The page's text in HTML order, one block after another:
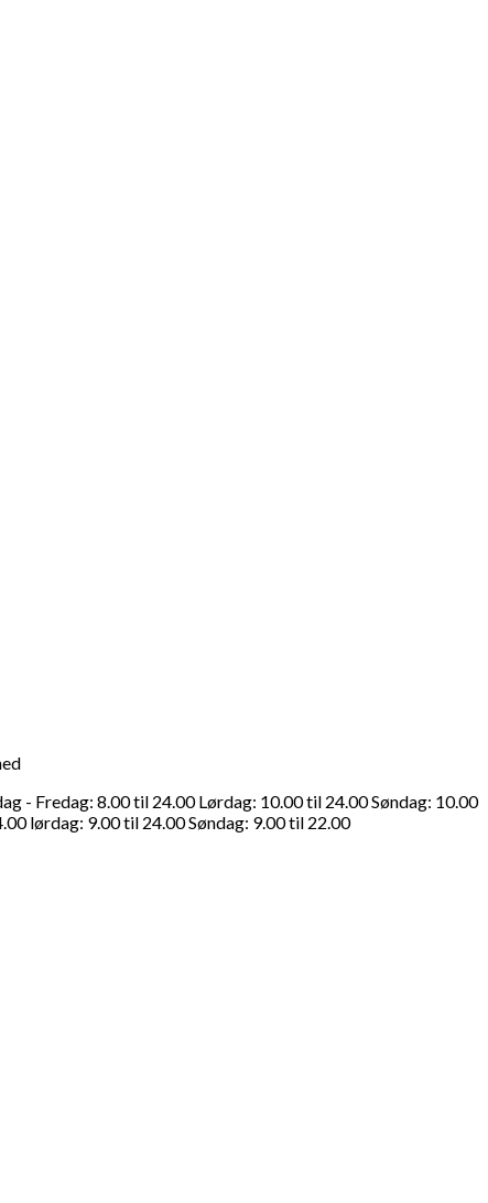
- Fredag: 8.00 til 24.00 Lørdag: 10.00 til 24.00 Søndag: 10.00
lørdag: 9.00 til 24.00 Søndag: 9.00 til 22.00